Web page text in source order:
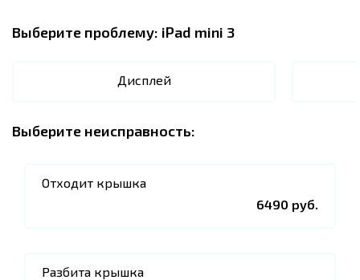
Выберите проблему: iPad mini 3
Дисплей
Выберите неисправность:
Отходит крышка
6490 руб.
Разбита крышка